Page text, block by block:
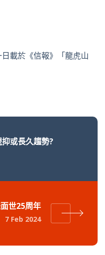
日載於《信報》「龍虎山
抑或長久趨勢?
世25周年
7 Feb 2024